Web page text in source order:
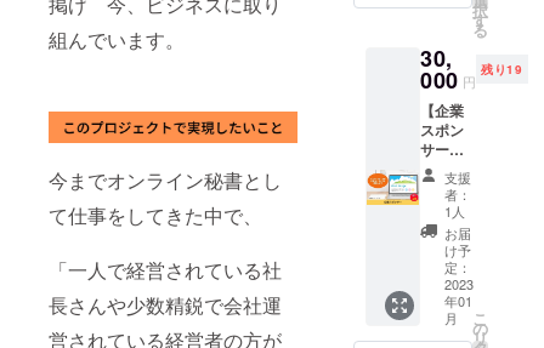
組んでいます。
今までオンライン秘書とし
て仕事をしてきた中で、
「一人で経営されている社
長さんや少数精鋭で会社運
営されている経営者の方が
る 8)
プレゼ
ンの中
にリア
クショ
ンを入
れる
4:Canv
aのメ
リット
1)初
心者に
優しい
操作
2)テン
ラグイ
テーマ
を更新
する方
法 1)
プラグ
インを
更新
2)テー
マを更
新 7:プ
ラグイ
ンを追
加する
方法 8:
記事を
投稿す
ンで2種
選びく
ださ
い。 ※
メール
にてお
届けい
たしま
す。 ※
マニュ
アルの
ファイ
ル形式
はPDF
です。
ら1年間
す。 ※※
詳細は
にて調
整させ
ていた
だきま
す。
アルの
セット
です。
5000円
お得な
お値段
です。
●セット
内容●
・Zoom
マニュ
アル ・
Canva
マニュ
アル ・
択
す
る
30,
000 円
残り19
【企業
スポン
サー】
11月に
リリー
ス予定
の「秘
書ライ
ン」プ
ラット
フォー
ムの企
業スポ
支援
者：
1人
お届
け予
定：
2023
年01
月
こ
の
リ